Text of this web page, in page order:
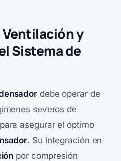
y
Sistema de
debe operar de
severos de
asegurar el óptimo
. Su integración en
por compresión